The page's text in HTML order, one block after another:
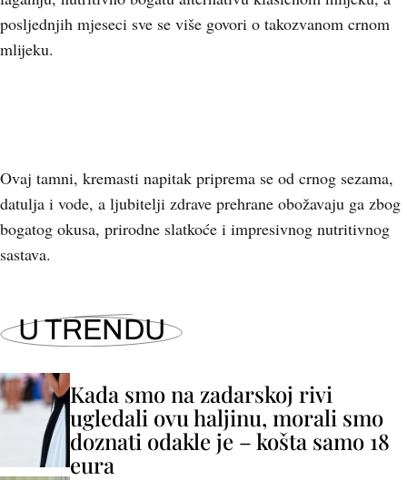
posljednjih mjeseci sve se više govori o takozvanom crnom
mlijeku.
Ovaj tamni, kremasti napitak priprema se od crnog sezama,
datulja i vode, a ljubitelji zdrave prehrane obožavaju ga zbog
bogatog okusa, prirodne slatkoće i impresivnog nutritivnog
sastava.
U TRENDU
Kada smo na zadarskoj rivi
ugledali ovu haljinu, morali smo
doznati odakle je – košta samo 18
eura